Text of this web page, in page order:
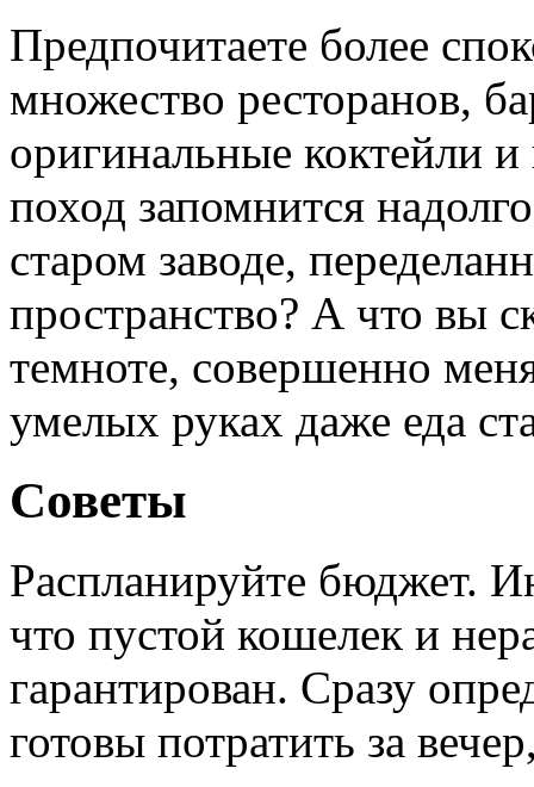
Предпочитаете более
множество ресторанов,
оригинальные
поход запомнится
старом заводе,
пространство? А что вы
темноте, совершенно
умелых руках даже еда
Советы
Распланируйте бюджет.
что пустой кошелек и
гарантирован. Сразу
готовы потратить за